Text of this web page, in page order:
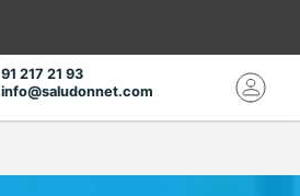
91 217 21 93
info@saludonnet.com